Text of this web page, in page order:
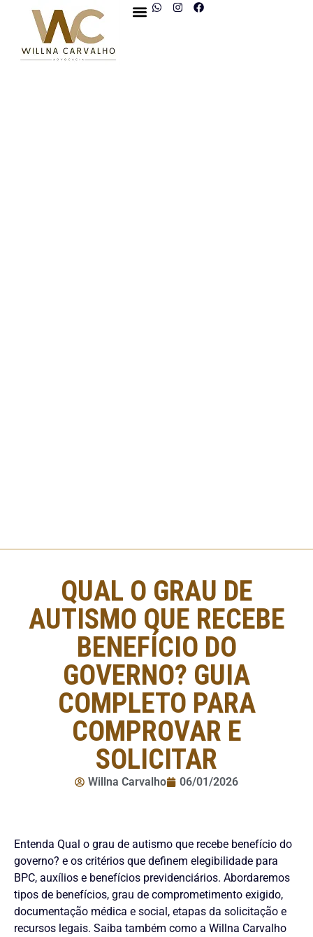
QUAL O GRAU DE
AUTISMO QUE RECEBE
BENEFÍCIO DO
GOVERNO? GUIA
COMPLETO PARA
COMPROVAR E
SOLICITAR
Willna Carvalho 06/01/2026
Entenda Qual o grau de autismo que recebe benefício do
governo? e os critérios que definem elegibilidade para
BPC, auxílios e benefícios previdenciários. Abordaremos
tipos de benefícios, grau de comprometimento exigido,
documentação médica e social, etapas da solicitação e
recursos legais. Saiba também como a Willna Carvalho